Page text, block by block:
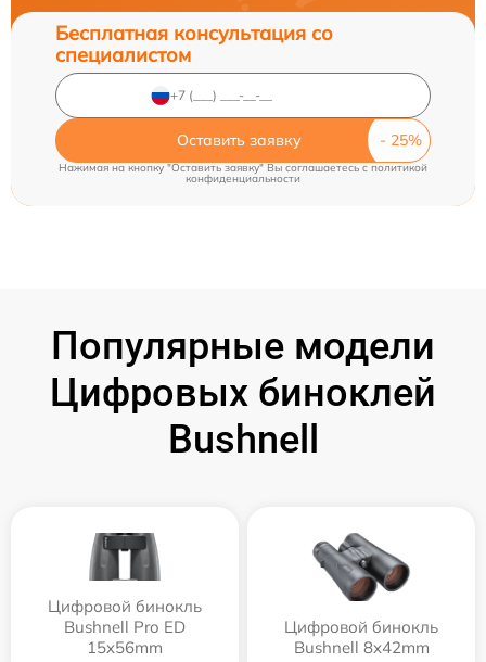
Бесплатная консультация со
специалистом
Оставить заявку
Нажимая на кнопку "Оставить заявку" Вы соглашаетесь cполитикой
конфиденциальности
Популярные модели
Цифровых биноклей
Bushnell
Цифровой бинокль
Bushnell Pro ED
15x56mm
Цифровой бинокль
Bushnell 8x42mm